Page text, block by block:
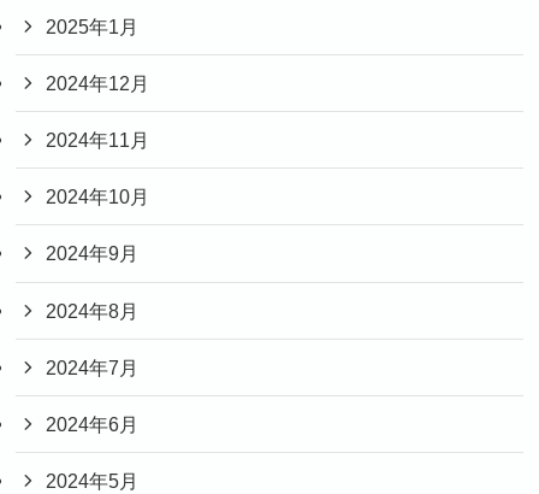
2025年1月
2024年12月
2024年11月
2024年10月
2024年9月
2024年8月
2024年7月
2024年6月
2024年5月